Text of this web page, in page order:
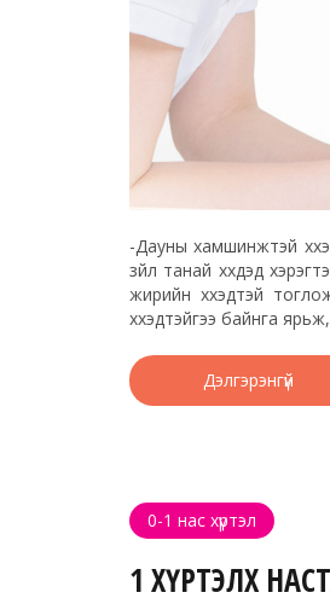
-Дауны хамшинжтэй
зүйл танай хүүхдэд
жирийн хүүхэдтэй
хүүхэдтэйгээ байнга
Дэлгэрэнгүй
0-1 нас хүртэл
1 ХҮРТЭЛХ